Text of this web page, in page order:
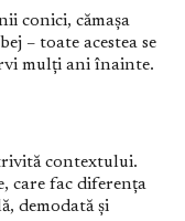
conici, cămașa
– toate acestea se
mulți ani înainte.
contextului.
care fac diferența
demodată și